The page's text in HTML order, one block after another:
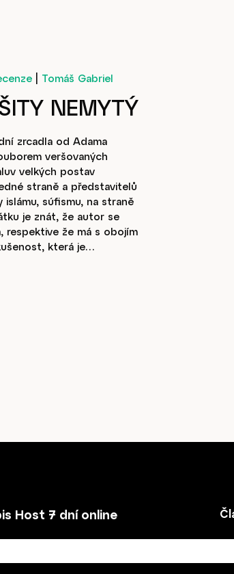
Tomáš Gabriel
NEMYTÝ
zrcadla od Adama
veršovaných
velkých postav
straně a představitelů
islámu, súfismu, na straně
je znát, že autor se
respektive že má s obojím
která je…
Host 7 dní online